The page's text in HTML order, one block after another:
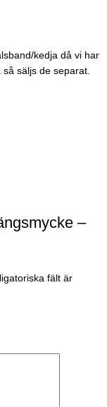
kedja då vi har
säljs de separat.
–
fält är